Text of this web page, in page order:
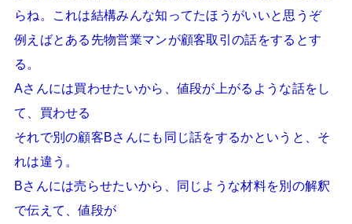
らね。これは結構みんな知ってたほうがいいと思うぞ
例えばとある先物営業マンが顧客取引の話をするとす
る。
Aさんには買わせたいから、値段が上がるような話をし
て、買わせる
それで別の顧客Bさんにも同じ話をするかというと、そ
れは違う。
Bさんには売らせたいから、同じような材料を別の解釈
で伝えて、値段が